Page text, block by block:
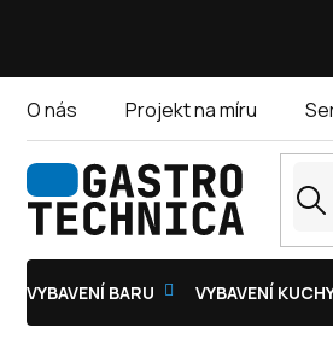
O nás Projekt na míru
VYBAVENÍ BARU VYBAVENÍ